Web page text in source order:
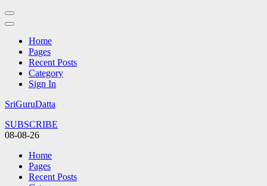
Home
Pages
Recent Posts
Category
Sign In
Skip
content
(Press
SriGuruDatta
SUBSCRIBE
08-08-26
Home
Pages
Recent Posts